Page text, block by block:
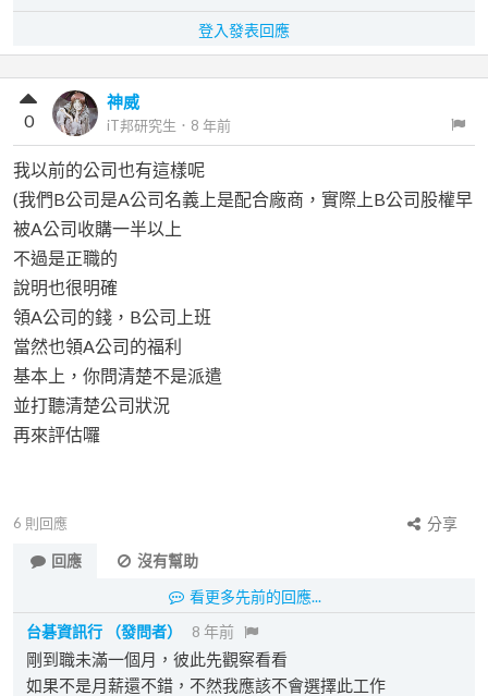
登入發表回應
神威
iT邦研究生 ． 8 年前
0
我以前的公司也有這樣呢
(我們B公司是A公司名義上是配合廠商，實際上B公司股權早
被A公司收購一半以上
不過是正職的
說明也很明確
領A公司的錢，B公司上班
當然也領A公司的福利
基本上，你問清楚不是派遣
並打聽清楚公司狀況
再來評估囉
6 則回應
分享
回應
沒有幫助
看更多先前的回應...
台碁資訊行
（發問者） 8 年前
剛到職未滿一個月，彼此先觀察看看
如果不是月薪還不錯，不然我應該不會選擇此工作